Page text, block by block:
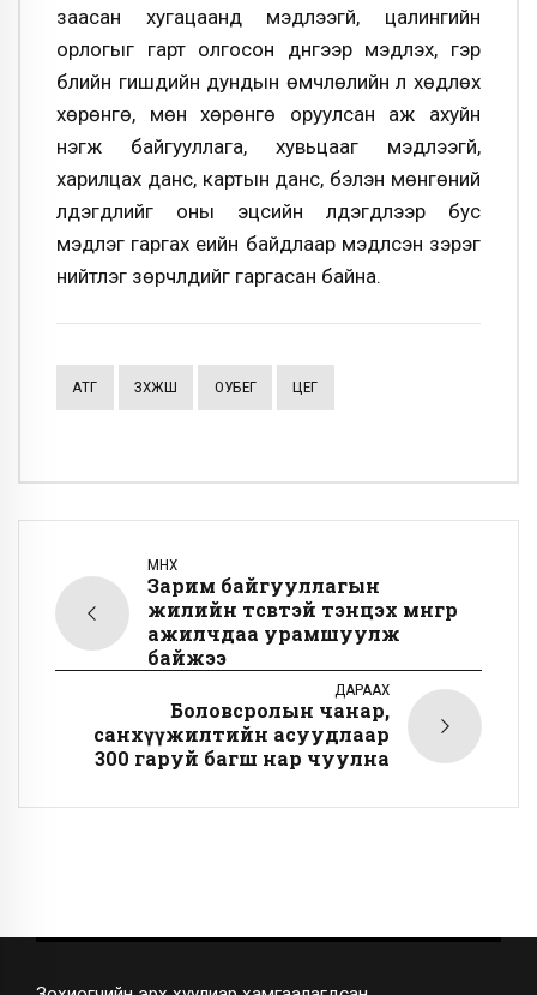
заасан хугацаанд мэдүүлээгүй, цалингийн
орлогыг гарт олгосон дүнгээр мэдүүлэх, гэр
бүлийн гишүүдийн дундын өмчлөлийн үл хөдлөх
хөрөнгө, мөн хөрөнгө оруулсан аж ахуйн
нэгж байгууллага, хувьцааг мэдүүлээгүй,
харилцах данс, картын данс, бэлэн мөнгөний
үлдэгдлийг оны эцсийн үлдэгдлээр бус
мэдүүлэг гаргах үеийн байдлаар мэдүүлсэн зэрэг
нийтлэг зөрчлүүдийг гаргасан байна.
АТГ ЗХЖШ ОӨУБЕГ ЦЕГ
ӨМНӨХ
Зарим байгууллагын
жилийн төсөвтэй тэнцэх мөнгөөр
ажилчдаа урамшуулж
байжээ
ДАРААХ
Боловсролын чанар,
санхүүжилтийн асуудлаар
300 гаруй багш нар чуулна